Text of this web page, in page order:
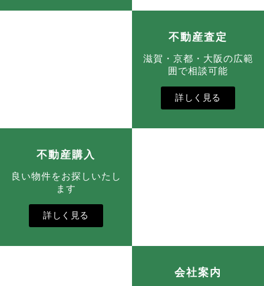
不動産査定
滋賀・京都・大阪の広範
囲で相談可能
詳しく見る
不動産購入
良い物件をお探しいたし
ます
詳しく見る
会社案内